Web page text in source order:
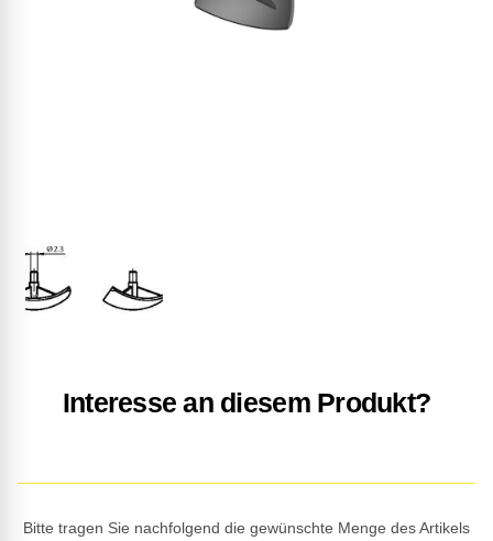
Interesse an diesem Produkt?
Bitte tragen Sie nachfolgend die gewünschte Menge des Artikels